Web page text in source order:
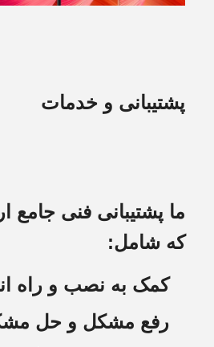
پشتیبانی و خدمات
ما پشتیبانی فنی جامع
که شامل:
کمک به نصب و راه
رفع مشکل و حل